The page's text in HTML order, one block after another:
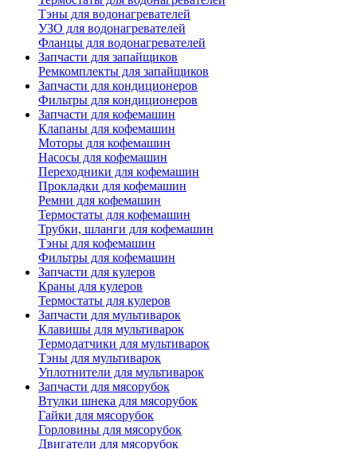
Тэны для водонагревателей
УЗО для водонагревателей
Фланцы для водонагревателей
Запчасти для запайщиков
Ремкомплекты для запайщиков
Запчасти для кондиционеров
Фильтры для кондиционеров
Запчасти для кофемашин
Клапаны для кофемашин
Моторы для кофемашин
Насосы для кофемашин
Переходники для кофемашин
Прокладки для кофемашин
Ремни для кофемашин
Термостаты для кофемашин
Трубки, шланги для кофемашин
Тэны для кофемашин
Фильтры для кофемашин
Запчасти для кулеров
Краны для кулеров
Термостаты для кулеров
Запчасти для мультиварок
Клавишы для мультиварок
Термодатчики для мультиварок
Тэны для мультиварок
Уплотнители для мультиварок
Запчасти для мясорубок
Втулки шнека для мясорубок
Гайки для мясорубок
Горловины для мясорубок
Двигатели для мясорубок